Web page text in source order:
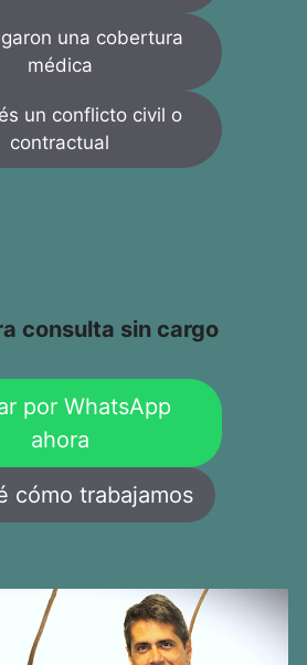
una cobertura
médica
un conflicto civil o
contractual
consulta sin cargo
por WhatsApp
ahora
cómo trabajamos